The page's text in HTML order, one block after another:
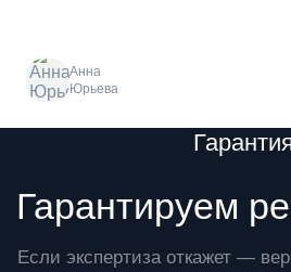
Анна
Юрьева
Гарантируем
Если экспертиза откажет —